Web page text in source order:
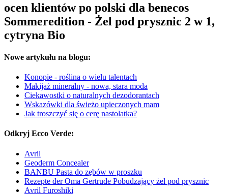
ocen klientów po polski dla benecos
Sommeredition - Żel pod prysznic 2 w 1,
cytryna Bio
Nowe artykułu na blogu:
Konopie - roślina o wielu talentach
Makijaż mineralny - nowa, stara moda
Ciekawostki o naturalnych dezodorantach
Wskazówki dla świeżo upieczonych mam
Jak troszczyć się o cerę nastolatka?
Odkryj Ecco Verde:
Avril
Geoderm Concealer
BANBU Pasta do zębów w proszku
Rezepte der Oma Gertrude Pobudzający żel pod prysznic
Avril Furoshiki